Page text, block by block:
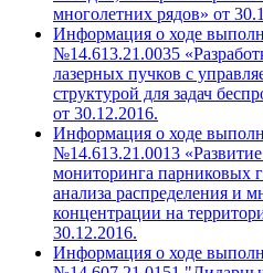
многолетних рядов» от
Информация о ходе
№14.613.21.0035
лазерных пучков с
структурой для задач
от 30.12.2016.
Информация о ходе
№14.613.21.0013
мониторинга парниковых
анализа распределения и
концентрации на
30.12.2016.
Информация о ходе